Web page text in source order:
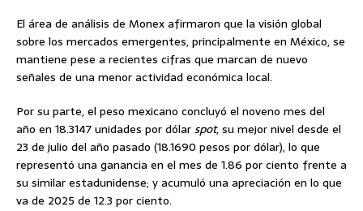
El área de análisis de Monex afirmaron que la visión global
sobre los mercados emergentes, principalmente en México, se
mantiene pese a recientes cifras que marcan de nuevo
señales de una menor actividad económica local.
Por su parte, el peso mexicano concluyó el noveno mes del
año en 18.3147 unidades por dólarspot, su mejor nivel desde el
23 de julio del año pasado (18.1690 pesos por dólar), lo que
representó una ganancia en el mes de 1.86 por ciento frente a
su similar estadunidense; y acumuló una apreciación en lo que
va de 2025 de 12.3 por ciento.